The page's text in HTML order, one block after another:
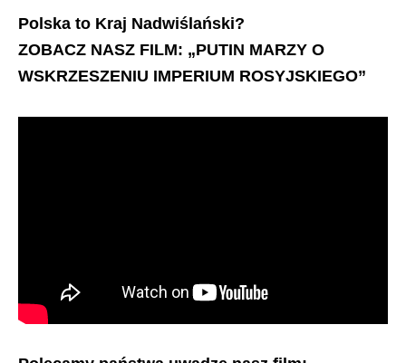
Polska to Kraj Nadwiślański?
ZOBACZ NASZ FILM: „PUTIN MARZY O
WSKRZESZENIU IMPERIUM ROSYJSKIEGO”